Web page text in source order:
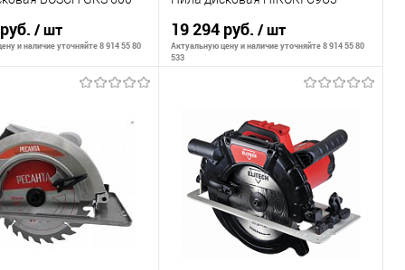
/ шт
и наличие уточняйте 8 914 55 80
В корзину
В наличии
19 294 руб./ шт
Актуальную цену и наличие уточняйте 8 914 55 80
533
В корзину
К сравнению
В избранное
В наличии